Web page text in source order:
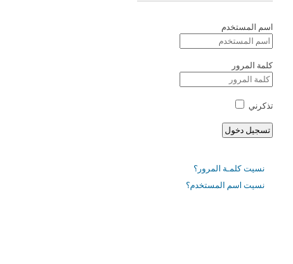
اسم المستخدم
كلمة المرور
تذكرني
نسيت كلمـة المرور؟
نسيت اسم المستخدم؟